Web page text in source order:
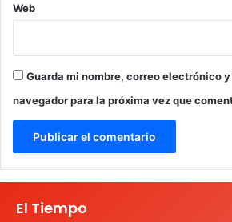
Web
Guarda mi nombre, correo electrónico
navegador para la próxima vez que
El Tiempo